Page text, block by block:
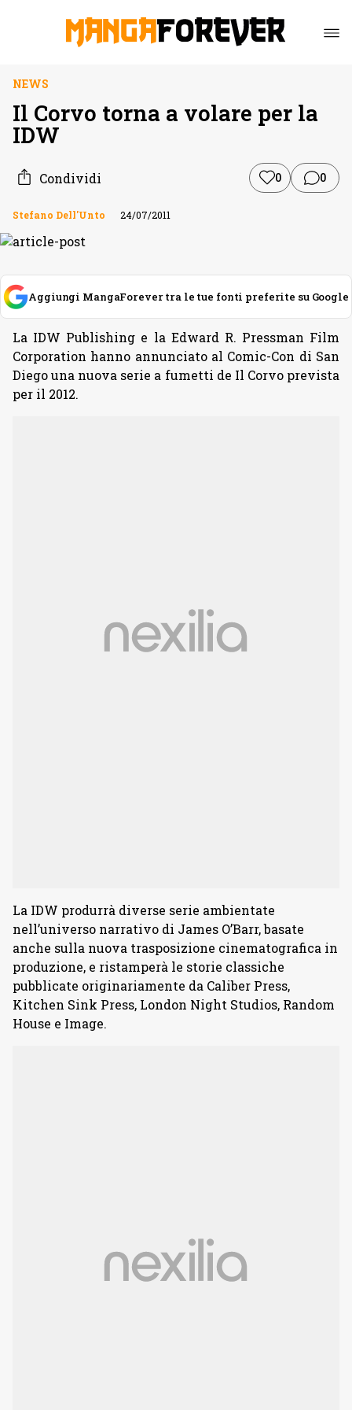
NEWS
Il Corvo torna a volare per la
IDW
Condividi 0 0
Stefano Dell'Unto 24/07/2011
Aggiungi MangaForever tra le tue fonti preferite su Google
La IDW Publishing e la Edward R. Pressman Film
Corporation hanno annunciato al Comic-Con di San
Diego una nuova serie a fumetti de Il Corvo prevista
per il 2012.
La IDW produrrà diverse serie ambientate
nell’universo narrativo di James O’Barr, basate
anche sulla nuova trasposizione cinematografica in
produzione, e ristamperà le storie classiche
pubblicate originariamente da Caliber Press,
Kitchen Sink Press, London Night Studios, Random
House e Image.